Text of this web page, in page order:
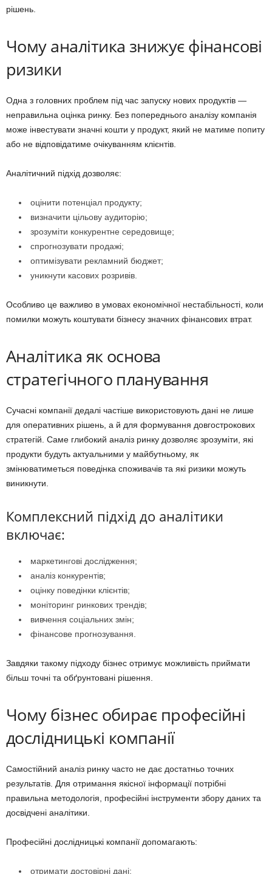
рішень.
Чому аналітика знижує фінансові
ризики
Одна з головних проблем під час запуску нових продуктів —
неправильна оцінка ринку. Без попереднього аналізу компанія
може інвестувати значні кошти у продукт, який не матиме попиту
або не відповідатиме очікуванням клієнтів.
Аналітичний підхід дозволяє:
оцінити потенціал продукту;
визначити цільову аудиторію;
зрозуміти конкурентне середовище;
спрогнозувати продажі;
оптимізувати рекламний бюджет;
уникнути касових розривів.
Особливо це важливо в умовах економічної нестабільності, коли
помилки можуть коштувати бізнесу значних фінансових втрат.
Аналітика як основа
стратегічного планування
Сучасні компанії дедалі частіше використовують дані не лише
для оперативних рішень, а й для формування довгострокових
стратегій. Саме глибокий аналіз ринку дозволяє зрозуміти, які
продукти будуть актуальними у майбутньому, як
змінюватиметься поведінка споживачів та які ризики можуть
виникнути.
Комплексний підхід до аналітики
включає:
маркетингові дослідження;
аналіз конкурентів;
оцінку поведінки клієнтів;
моніторинг ринкових трендів;
вивчення соціальних змін;
фінансове прогнозування.
Завдяки такому підходу бізнес отримує можливість приймати
більш точні та обґрунтовані рішення.
Чому бізнес обирає професійні
дослідницькі компанії
Самостійний аналіз ринку часто не дає достатньо точних
результатів. Для отримання якісної інформації потрібні
правильна методологія, професійні інструменти збору даних та
досвідчені аналітики.
Професійні дослідницькі компанії допомагають:
отримати достовірні дані;